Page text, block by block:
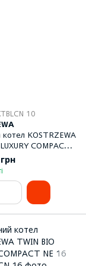
10
KOSTRZEWA
COMPACT